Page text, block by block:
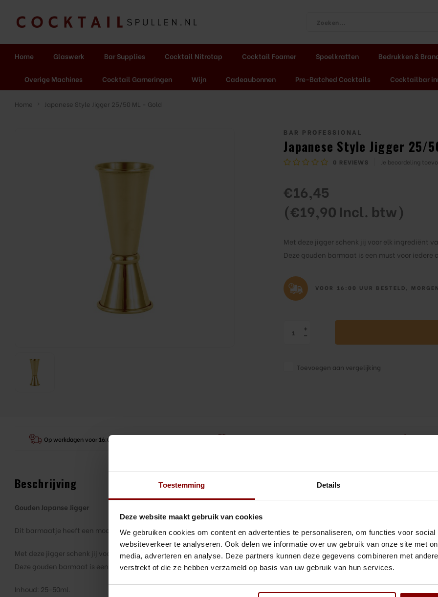
Toestemming Details
Deze website maakt gebruik van cookies
We gebruiken cookies om content en advertenties te personaliseren, om functies voor social
websiteverkeer te analyseren. Ook delen we informatie over uw gebruik van onze site met
media, adverteren en analyse. Deze partners kunnen deze gegevens combineren met
verstrekt of die ze hebben verzameld op basis van uw gebruik van hun services.
Home Glaswerk Bar Supplies Cocktail Nitrotap Cocktail Foamer Spoelkratten Bedrukken &
Overige Machines Cocktail Garneringen Wijn Cadeaubonnen Pre-Batched Cocktails Cocktailbar
Home Japanese Style Jigger 25/50 ML - Gold
BAR PROFESSIONAL
Japanese Style Jigger 25/
0 REVIEWS Je beoordeling
€16,45
(€19,90 Incl. btw)
Met deze jigger schenk jij voor elk ingrediënt
Deze gouden barmaat is een must voor iedere
VOOR 16:00 UUR BESTELD,
Toevoegen aan vergelijking
Op werkdagen voor 16:00 besteld, morgen in huis
Beschrijving
Gouden Japanse Jigger
Dit barmaatje heeft een mooi strak design.
Met deze jigger schenk jij voor elk ingrediënt van jouw cocktail de perfecte hoeveelheid in je glas.
Deze gouden barmaat is een must voor iedere cocktailshaker!
Inhoud: 25-50ml.
Gerelateerde
€16,15
Bekijk
€18,65